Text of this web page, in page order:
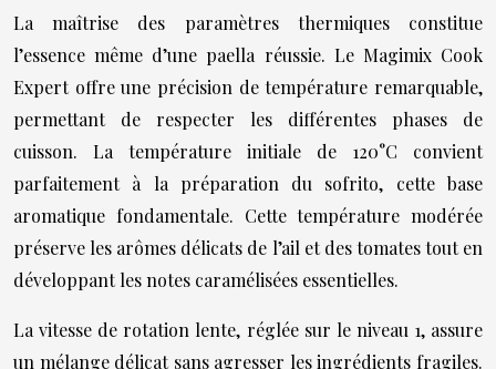
La maîtrise des paramètres thermiques constitue
l’essence même d’une paella réussie. Le Magimix Cook
Expert offre une précision de température remarquable,
permettant de respecter les différentes phases de
cuisson. La température initiale de 120°C convient
parfaitement à la préparation du sofrito, cette base
aromatique fondamentale. Cette température modérée
préserve les arômes délicats de l’ail et des tomates tout en
développant les notes caramélisées essentielles.
La vitesse de rotation lente, réglée sur le niveau 1, assure
un mélange délicat sans agresser les ingrédients fragiles.